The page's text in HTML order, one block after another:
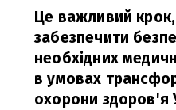
Це важливий
забезпечити
необхідних
в умовах
охорони здоров'я